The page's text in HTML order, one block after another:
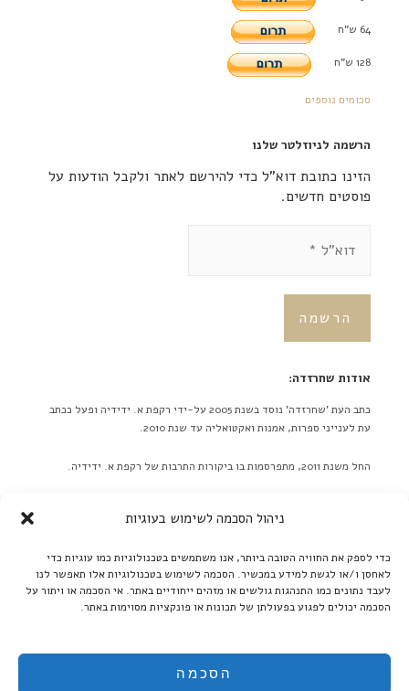
ניהול הסכמה לשימוש בעוגיות
כדי לספק את החוויה הטובה ביותר, אנו משתמשים בטכנולוגיות כמו עוגיות כדי
לאחסן ו/או לגשת למידע במכשיר. הסכמה לשימוש בטכנולוגיות אלו תאפשר לנו
לעבד נתונים כמו התנהגות גולשים או מזהים ייחודיים באתר. אי הסכמה או ויתור על
הסכמה יכולים לפגוע בפעולתן של תכונות או פונקציות מסוימות באתר.
הסכמה
64 ש"ח
128 ש"ח
סכומים נוספים
הרשמה לניוזלטר שלנו
הזינו כתובת דוא"ל כדי להירשם לאתר ולקבל הודעות על
פוסטים חדשים.
אודות שחרזדה:
כתב העת 'שחרזדה' נוסד בשנת 2005 על-ידי רקפת א. ידידיה ופעל ככתב
עת לענייני ספרות, אמנות ואקטואליה עד שנת 2010.
החל משנת 2011, מתפרסמות בו ביקורות התרבות של רקפת א. ידידיה.
כפריוויו, אלא ביקורות בלבד! ברם, ידיעות על אירועים שונים יתקבלו
קרא עוד ←
בקרו אותנו גם ב'בית אוצר - ספרים אלקטרוניים':